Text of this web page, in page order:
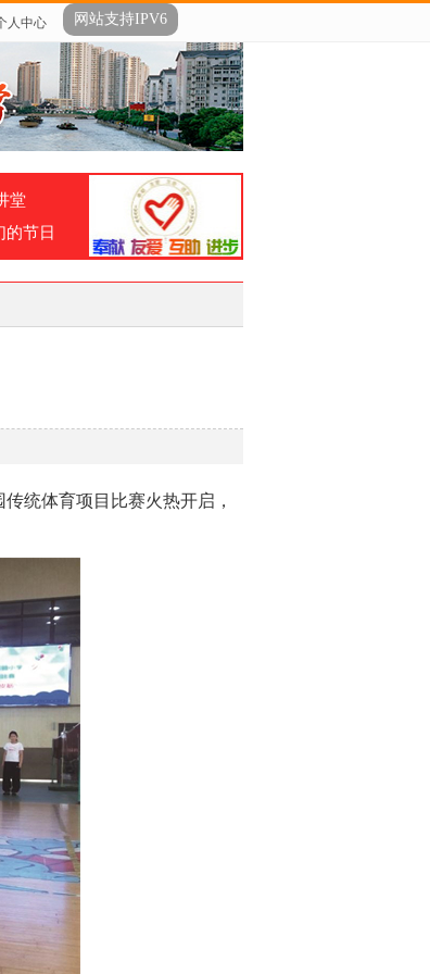
人中心 网站支持IPV6
堂
的节日
统体育项目比赛火热开启，